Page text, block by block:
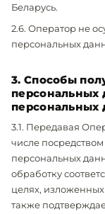
Беларусь.
2.6. Оператор не
персональных
3. Способы
персональных
персональных
3.1. Передавая
числе
персональных
обработку
целях,
также